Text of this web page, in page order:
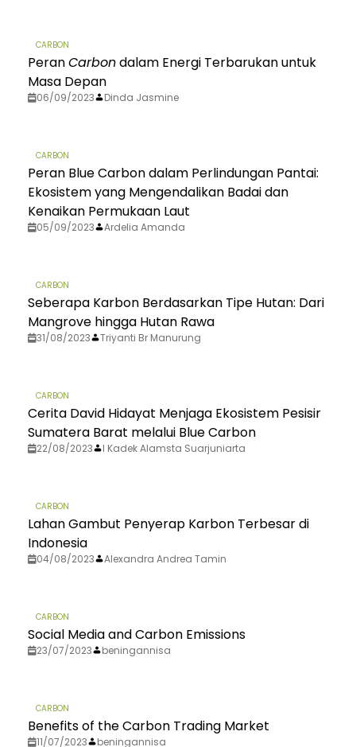
CARBON
PeranCarbondalam Energi Terbarukan untuk
Masa Depan
06/09/2023 Dinda Jasmine
CARBON
Peran Blue Carbon dalam Perlindungan Pantai:
Ekosistem yang Mengendalikan Badai dan
Kenaikan Permukaan Laut
05/09/2023 Ardelia Amanda
CARBON
Seberapa Karbon Berdasarkan Tipe Hutan: Dari
Mangrove hingga Hutan Rawa
31/08/2023 Triyanti Br Manurung
CARBON
Cerita David Hidayat Menjaga Ekosistem Pesisir
Sumatera Barat melalui Blue Carbon
22/08/2023 I Kadek Alamsta Suarjuniarta
CARBON
Lahan Gambut Penyerap Karbon Terbesar di
Indonesia
04/08/2023 Alexandra Andrea Tamin
CARBON
Social Media and Carbon Emissions
23/07/2023 beningannisa
CARBON
Benefits of the Carbon Trading Market
11/07/2023 beningannisa